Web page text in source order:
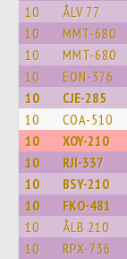
10 ÅLV 77
10 MMT-680
10 MMT-680
10 EON-376
10 CJE-285
10 COA-510
10 XOY-210
10 RJI-337
10 BSY-210
10 FKO-481
10 ÅLB 210
10 RPX-736